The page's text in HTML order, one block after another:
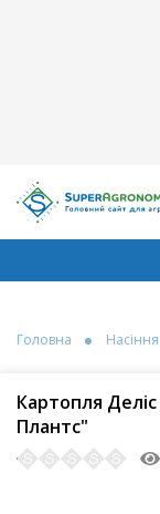
Головна Насіння
Картопля Деліс
Плантс"